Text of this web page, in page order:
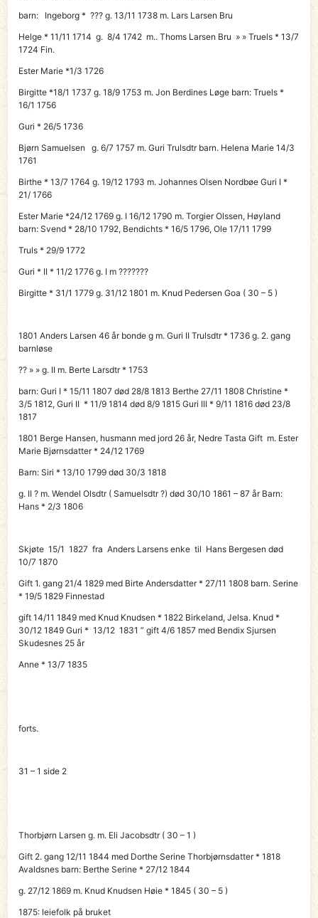
barn: Ingeborg * ??? g. 13/11 1738 m. Lars Larsen Bru
Helge * 11/11 1714 g. 8/4 1742 m.. Thoms Larsen Bru » » Truels * 13/7
1724 Fin.
Ester Marie *1/3 1726
Birgitte *18/1 1737 g. 18/9 1753 m. Jon Berdines Løge barn: Truels *
16/1 1756
Guri * 26/5 1736
Bjørn Samuelsen g. 6/7 1757 m. Guri Trulsdtr barn. Helena Marie 14/3
1761
Birthe * 13/7 1764 g. 19/12 1793 m. Johannes Olsen Nordbøe Guri I *
21/ 1766
Ester Marie *24/12 1769 g. I 16/12 1790 m. Torgier Olssen, Høyland
barn: Svend * 28/10 1792, Bendichts * 16/5 1796, Ole 17/11 1799
Truls * 29/9 1772
Guri * II * 11/2 1776 g. I m ???????
Birgitte * 31/1 1779 g. 31/12 1801 m. Knud Pedersen Goa ( 30 – 5 )
1801 Anders Larsen 46 år bonde g m. Guri II Trulsdtr * 1736 g. 2. gang
barnløse
?? » » g. II m. Berte Larsdtr * 1753
barn: Guri I * 15/11 1807 død 28/8 1813 Berthe 27/11 1808 Christine *
3/5 1812, Guri II * 11/9 1814 død 8/9 1815 Guri III * 9/11 1816 død 23/8
1817
1801 Berge Hansen, husmann med jord 26 år, Nedre Tasta Gift m. Ester
Marie Bjørnsdatter * 24/12 1769
Barn: Siri * 13/10 1799 død 30/3 1818
g. II ? m. Wendel Olsdtr ( Samuelsdtr ?) død 30/10 1861 – 87 år Barn:
Hans * 2/3 1806
Skjøte 15/1 1827 fra Anders Larsens enke til Hans Bergesendød
10/7 1870
Gift 1. gang 21/4 1829 med Birte Andersdatter * 27/11 1808 barn. Serine
* 19/5 1829 Finnestad
gift 14/11 1849 med Knud Knudsen * 1822 Birkeland, Jelsa. Knud *
30/12 1849 Guri * 13/12 1831 ” gift 4/6 1857 med Bendix Sjursen
Skudesnes 25 år
Anne * 13/7 1835
forts.
31 – 1 side 2
Thorbjørn Larsen g. m. Eli Jacobsdtr ( 30 – 1 )
Gift 2. gang 12/11 1844 med Dorthe Serine Thorbjørnsdatter * 1818
Avaldsnes barn: Berthe Serine * 27/12 1844
g. 27/12 1869 m. Knud Knudsen Høie * 1845 ( 30 – 5 )
1875: leiefolk på bruket